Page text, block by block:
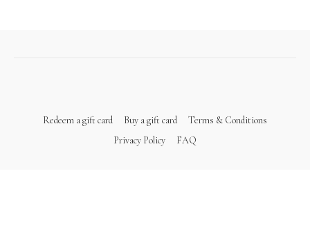
Redeem a gift card Buy a gift card
Terms & Conditions
Privacy Policy
FAQ